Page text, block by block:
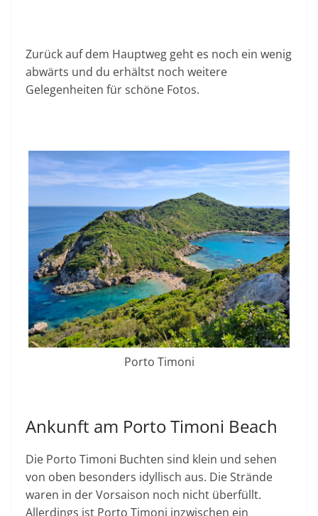
Zurück auf dem Hauptweg geht es noch ein wenig
abwärts und du erhältst noch weitere
Gelegenheiten für schöne Fotos.
Porto Timoni
Ankunft am Porto Timoni Beach
Die Porto Timoni Buchten sind klein und sehen
von oben besonders idyllisch aus. Die Strände
waren in der Vorsaison noch nicht überfüllt.
Allerdings ist Porto Timoni inzwischen ein